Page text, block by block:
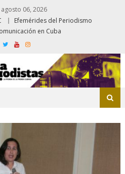
agosto 06, 2026
Efemérides del Periodismo
en Cuba